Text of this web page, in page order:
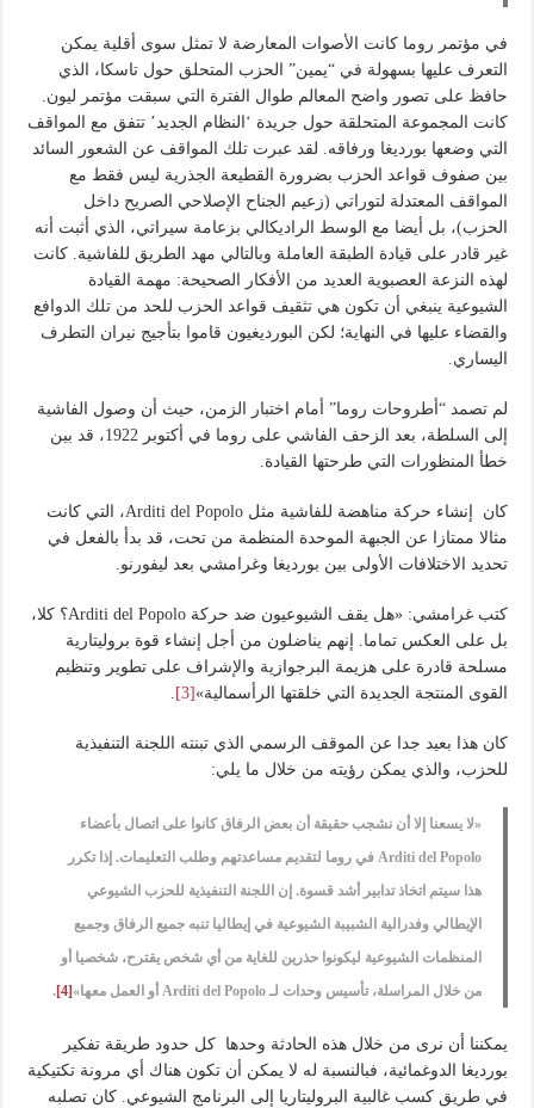
في مؤتمر روما كانت الأصوات المعارضة لا تمثل سوى أقلية يمكن
التعرف عليها بسهولة في “يمين” الحزب المتحلق حول تاسكا، الذي
حافظ على تصور واضح المعالم طوال الفترة التي سبقت مؤتمر ليون.
كانت المجموعة المتحلقة حول جريدة ‘النظام الجديد’ تتفق مع المواقف
التي وضعها بورديغا ورفاقه. لقد عبرت تلك المواقف عن الشعور السائد
بين صفوف قواعد الحزب بضرورة القطيعة الجذرية ليس فقط مع
المواقف المعتدلة لتوراتي (زعيم الجناح الإصلاحي الصريح داخل
الحزب)، بل أيضا مع الوسط الراديكالي بزعامة سيراتي، الذي أثبت أنه
غير قادر على قيادة الطبقة العاملة وبالتالي مهد الطريق للفاشية. كانت
لهذه النزعة العصبوية العديد من الأفكار الصحيحة: مهمة القيادة
الشيوعية ينبغي أن تكون هي تثقيف قواعد الحزب للحد من تلك الدوافع
والقضاء عليها في النهاية؛ لكن البورديغيون قاموا بتأجيج نيران التطرف
اليساري.
لم تصمد “أطروحات روما” أمام اختبار الزمن، حيث أن وصول الفاشية
إلى السلطة، بعد الزحف الفاشي على روما في أكتوبر 1922، قد بين
خطأ المنظورات التي طرحتها القيادة.
كان إنشاء حركة مناهضة للفاشية مثل Arditi del Popolo، التي كانت
مثالا ممتازا عن الجبهة الموحدة المنظمة من تحت، قد بدأ بالفعل في
تحديد الاختلافات الأولى بين بورديغا وغرامشي بعد ليفورنو.
كتب غرامشي: «هل يقف الشيوعيون ضد حركة Arditi del Popolo؟ كلا،
بل على العكس تماما. إنهم يناضلون من أجل إنشاء قوة بروليتارية
مسلحة قادرة على هزيمة البرجوازية والإشراف على تطوير وتنظيم
القوى المنتجة الجديدة التي خلقتها الرأسمالية»[3]
كان هذا بعيد جدا عن الموقف الرسمي الذي تبنته اللجنة التنفيذية
للحزب، والذي يمكن رؤيته من خلال ما يلي:
«لا يسعنا إلا أن نشجب حقيقة أن بعض الرفاق كانوا على اتصال بأعضاء
Arditi del Popolo في روما لتقديم مساعدتهم وطلب التعليمات. إذا تكرر
هذا سيتم اتخاذ تدابير أشد قسوة. إن اللجنة التنفيذية للحزب الشيوعي
الإيطالي وفدرالية الشبيبة الشيوعية في إيطاليا تنبه جميع الرفاق وجميع
المنظمات الشيوعية ليكونوا حذرين للغاية من أي شخص يقترح، شخصيا أو
من خلال المراسلة، تأسيس وحدات لـ Arditi del Popolo أو العمل معها»
[4]
.
يمكننا أن نرى من خلال هذه الحادثة وحدها كل حدود طريقة تفكير
بورديغا الدوغمائية، فبالنسبة له لا يمكن أن تكون هناك أي مرونة تكتيكية
في طريق كسب غالبية البروليتاريا إلى البرنامج الشيوعي. كان تصلبه